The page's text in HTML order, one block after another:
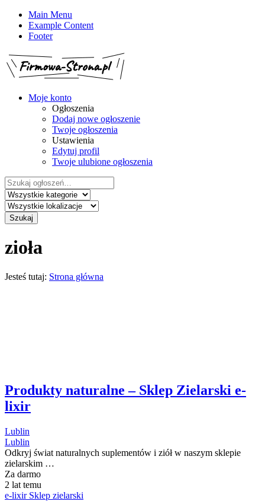
Main Menu
Example Content
Footer
Moje konto
Ogłoszenia
Dodaj nowe ogłoszenie
Twoje ogłoszenia
Ustawienia
Edytuj profil
Twoje ulubione ogłoszenia
Szukaj:
Szukaj
zioła
Jesteś tutaj: Strona główna
Produkty naturalne – Sklep Zielarski e-
lixir
Lublin
Lublin
Odkryj świat naturalnych suplementów i ziół w naszym sklepie
zielarskim …
Za darmo
2 lat temu
e-lixir Sklep zielarski